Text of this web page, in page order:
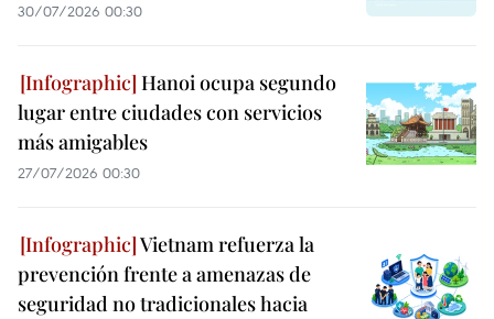
30/07/2026 00:30
Hanoi ocupa segundo
lugar entre ciudades con servicios
más amigables
27/07/2026 00:30
Vietnam refuerza la
prevención frente a amenazas de
seguridad no tradicionales hacia